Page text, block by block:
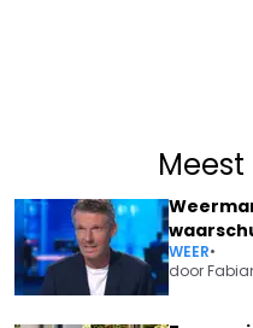
Meest
WEER•
door